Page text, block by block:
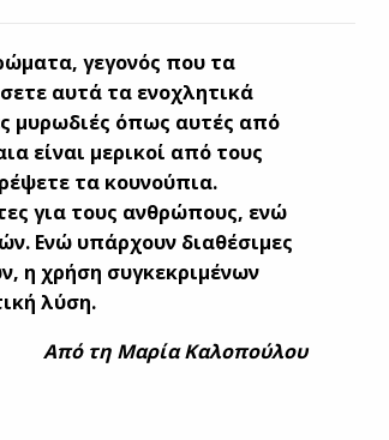
γεγονός που τα
αυτά τα ενοχλητικά
μυρωδιές όπως αυτές από
είναι μερικοί από τους
τα κουνούπια.
για τους ανθρώπους, ενώ
Ενώ υπάρχουν διαθέσιμες
η χρήση συγκεκριμένων
λύση.
Από τη Μαρία Καλοπούλου